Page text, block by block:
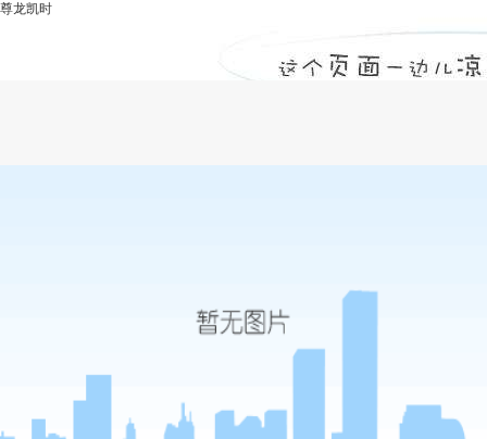
河南建基简答工程定额的分类包括哪些方
尊龙凯时